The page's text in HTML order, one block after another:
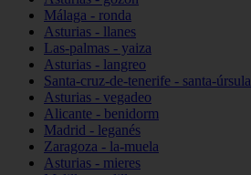
Málaga - ronda
Asturias - llanes
Las-palmas - yaiza
Asturias - langreo
Santa-cruz-de-tenerife - santa-úrsula
Asturias - vegadeo
Alicante - benidorm
Madrid - leganés
Zaragoza - la-muela
Asturias - mieres